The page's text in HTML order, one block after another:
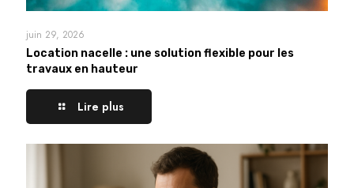
juin 29, 2026
Location nacelle : une solution flexible pour les
travaux en hauteur
Lire plus